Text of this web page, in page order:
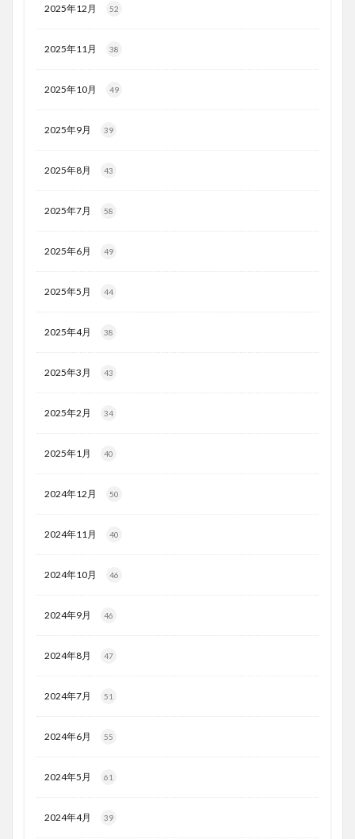
2025年12月 52
2025年11月 38
2025年10月 49
2025年9月 39
2025年8月 43
2025年7月 58
2025年6月 49
2025年5月 44
2025年4月 38
2025年3月 43
2025年2月 34
2025年1月 40
2024年12月 50
2024年11月 40
2024年10月 46
2024年9月 46
2024年8月 47
2024年7月 51
2024年6月 55
2024年5月 61
2024年4月 39